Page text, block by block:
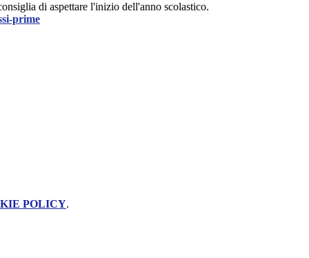
di aspettare l'inizio dell'anno scolastico.
prime
POLICY.